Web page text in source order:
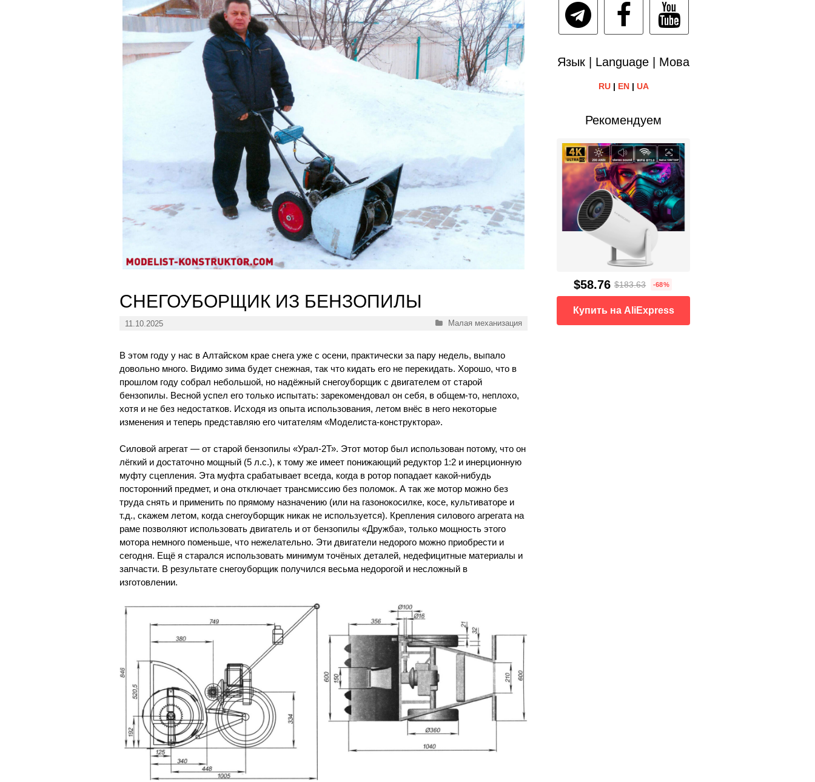
СНЕГОУБОРЩИК ИЗ БЕНЗОПИЛЫ
11.10.2025 Рубрики
Малая механизация
В этом году у нас в Алтайском крае снега уже с осени, практически за пару недель, выпало
довольно много. Видимо зима будет снежная, так что кидать его не перекидать. Хорошо, что в
прошлом году собрал небольшой, но надёжный снегоуборщик с двигателем от старой
бензопилы. Весной успел его только испытать: зарекомендовал он себя, в общем-то, неплохо,
хотя и не без недостатков. Исходя из опыта использования, летом внёс в него некоторые
изменения и теперь представляю его читателям «Моделиста-конструктора».
Силовой агрегат — от старой бензопилы «Урал-2Т». Этот мотор был использован потому, что он
лёгкий и достаточно мощный (5 л.с.), к тому же имеет понижающий редуктор 1:2 и инерционную
муфту сцепления. Эта муфта срабатывает всегда, когда в ротор попадает какой-нибудь
посторонний предмет, и она отключает трансмиссию без поломок. А так же мотор можно без
труда снять и применить по прямому назначению (или на газонокосилке, косе, культиваторе и
т.д., скажем летом, когда снегоуборщик никак не используется). Крепления силового агрегата на
раме позволяют использовать двигатель и от бензопилы «Дружба», только мощность этого
мотора немного поменьше, что нежелательно. Эти двигатели недорого можно приобрести и
сегодня. Ещё я старался использовать минимум точёных деталей, недефицитные материалы и
запчасти. В результате снегоуборщик получился весьма недорогой и несложный в
изготовлении.
Язык | Language | Мова
RU| EN| UA
Рекомендуем
$58.76 $183.63 -68%
Купить на AliExpress